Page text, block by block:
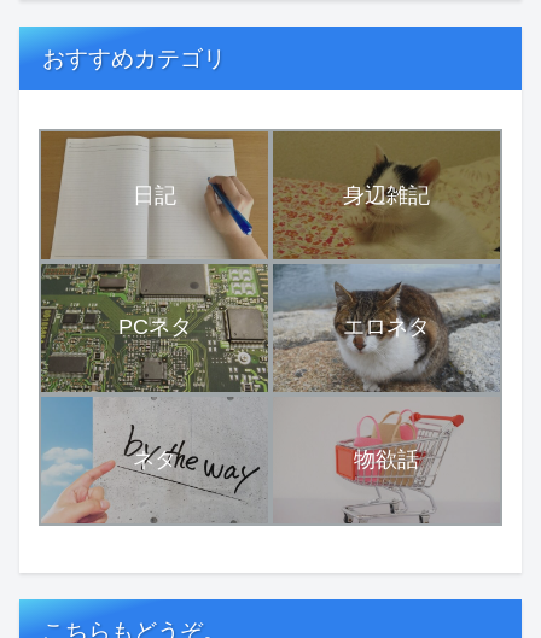
おすすめカテゴリ
日記 身辺雑記
PCネタ エロネタ
ネタ 物欲話
こちらもどうぞ。